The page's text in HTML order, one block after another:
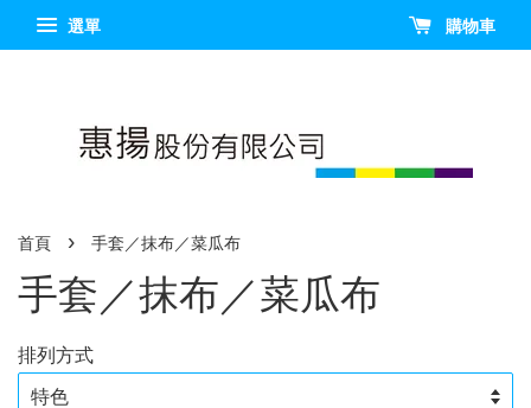
選單 購物車
首頁 › 手套／抹布／菜瓜布
手套／抹布／菜瓜布
排列方式